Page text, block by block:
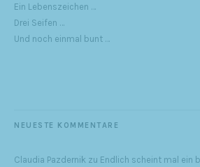
Ein Lebenszeichen …
Drei Seifen …
Und noch einmal bunt …
NEUESTE KOMMENTARE
Claudia Pazdernik zu Endlich scheint mal ein